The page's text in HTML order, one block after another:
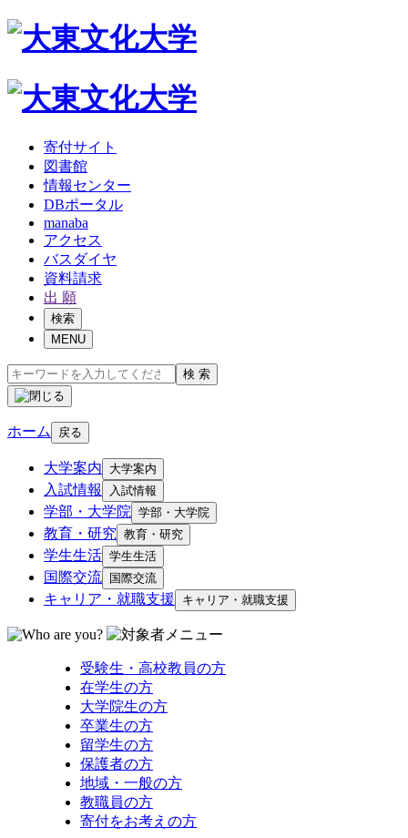
寄付サイト
図書館
情報センター
DBポータル
manaba
アクセス
バスダイヤ
資料請求
出 願
検索
MENU
検 索
ホーム 戻る
大学案内 大学案内
入試情報 入試情報
学部・大学院 学部・大学院
教育・研究 教育・研究
学生生活 学生生活
国際交流 国際交流
キャリア・就職支援 キャリア・就職支援
受験生・高校教員の方
在学生の方
大学院生の方
卒業生の方
留学生の方
保護者の方
地域・一般の方
教職員の方
寄付をお考えの方